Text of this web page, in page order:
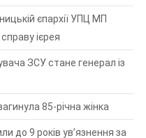
єпархії УПЦ МП
ієрея
ЗСУ стане генерал із
85-річна жінка
до 9 років ув’язнення за